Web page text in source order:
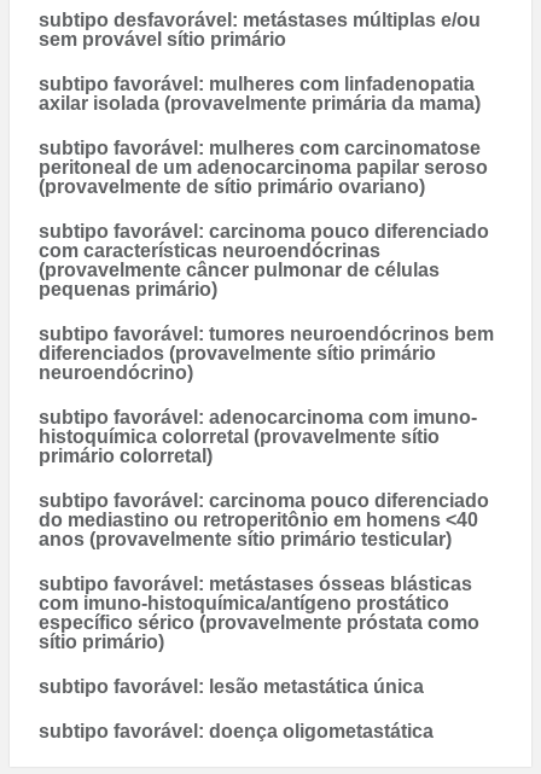
subtipo desfavorável: metástases múltiplas e/ou
sem provável sítio primário
subtipo favorável: mulheres com linfadenopatia
axilar isolada (provavelmente primária da mama)
subtipo favorável: mulheres com carcinomatose
peritoneal de um adenocarcinoma papilar seroso
(provavelmente de sítio primário ovariano)
subtipo favorável: carcinoma pouco diferenciado
com características neuroendócrinas
(provavelmente câncer pulmonar de células
pequenas primário)
subtipo favorável: tumores neuroendócrinos bem
diferenciados (provavelmente sítio primário
neuroendócrino)
subtipo favorável: adenocarcinoma com imuno-
histoquímica colorretal (provavelmente sítio
primário colorretal)
subtipo favorável: carcinoma pouco diferenciado
do mediastino ou retroperitônio em homens <40
anos (provavelmente sítio primário testicular)
subtipo favorável: metástases ósseas blásticas
com imuno-histoquímica/antígeno prostático
específico sérico (provavelmente próstata como
sítio primário)
subtipo favorável: lesão metastática única
subtipo favorável: doença oligometastática